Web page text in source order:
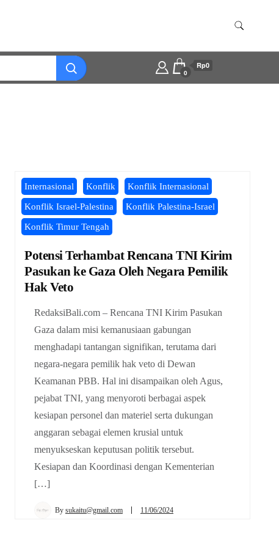
0
Rp0
Internasional Konflik Konflik Internasional
Konflik Israel-Palestina Konflik Palestina-Israel
Konflik Timur Tengah
Potensi Terhambat Rencana TNI Kirim
Pasukan ke Gaza Oleh Negara Pemilik
Hak Veto
RedaksiBali.com – Rencana TNI Kirim Pasukan
Gaza dalam misi kemanusiaan gabungan
menghadapi tantangan signifikan, terutama dari
negara-negara pemilik hak veto di Dewan
Keamanan PBB. Hal ini disampaikan oleh Agus,
pejabat TNI, yang menyoroti berbagai aspek
kesiapan personel dan materiel serta dukungan
anggaran sebagai elemen krusial untuk
menyukseskan keputusan politik tersebut.
Kesiapan dan Koordinasi dengan Kementerian
[…]
By sukaitu@gmail.com 11/06/2024